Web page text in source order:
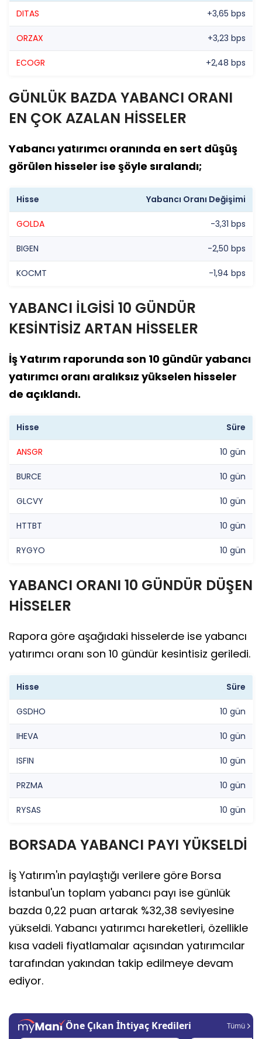
DITAS +3,65 bps
ORZAX +3,23 bps
ECOGR +2,48 bps
GÜNLÜK BAZDA YABANCI ORANI
EN ÇOK AZALAN HİSSELER
Yabancı yatırımcı oranında en sert düşüş
görülen hisseler ise şöyle sıralandı;
Hisse Yabancı Oranı Değişimi
GOLDA -3,31 bps
BIGEN -2,50 bps
KOCMT -1,94 bps
YABANCI İLGİSİ 10 GÜNDÜR
KESİNTİSİZ ARTAN HİSSELER
İş Yatırım raporunda son 10 gündür yabancı
yatırımcı oranı aralıksız yükselen hisseler
de açıklandı.
Hisse Süre
ANSGR 10 gün
BURCE 10 gün
GLCVY 10 gün
HTTBT 10 gün
RYGYO 10 gün
YABANCI ORANI 10 GÜNDÜR DÜŞEN
HİSSELER
Rapora göre aşağıdaki hisselerde ise yabancı
yatırımcı oranı son 10 gündür kesintisiz geriledi.
Hisse Süre
GSDHO 10 gün
IHEVA 10 gün
ISFIN 10 gün
PRZMA 10 gün
RYSAS 10 gün
BORSADA YABANCI PAYI YÜKSELDİ
İş Yatırım'ın paylaştığı verilere göre Borsa
İstanbul'un toplam yabancı payı ise günlük
bazda 0,22 puan artarak %32,38 seviyesine
yükseldi. Yabancı yatırımcı hareketleri, özellikle
kısa vadeli fiyatlamalar açısından yatırımcılar
tarafından yakından takip edilmeye devam
ediyor.